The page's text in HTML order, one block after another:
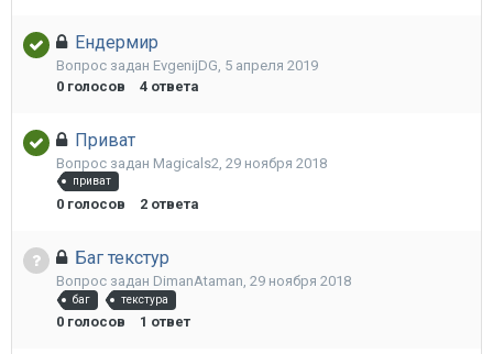
Ендермир
Вопрос задан EvgenijDG, 5 апреля 2019
0 голосов 4 ответа
Приват
Вопрос задан Magicals2 29 ноября 2018
приват
0 голосов 2 ответа
Баг текстур
Вопрос задан DimanAtaman, 29 ноября 2018
баг текстура
0 голосов 1 ответ